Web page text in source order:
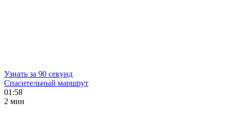
Узнать за 90 секунд
Спасительный маршрут
01:58
2 мин